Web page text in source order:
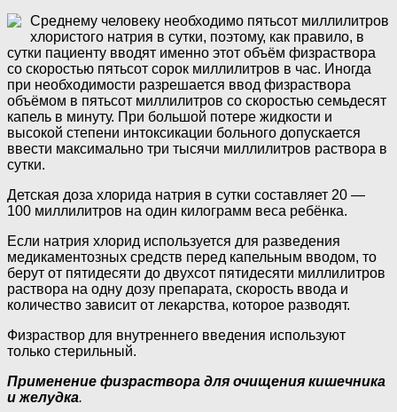
Среднему человеку необходимо пятьсот миллилитров
хлористого натрия в сутки, поэтому, как правило, в
сутки пациенту вводят именно этот объём физраствора
со скоростью пятьсот сорок миллилитров в час. Иногда
при необходимости разрешается ввод физраствора
объёмом в пятьсот миллилитров со скоростью семьдесят
капель в минуту. При большой потере жидкости и
высокой степени интоксикации больного допускается
ввести максимально три тысячи миллилитров раствора в
сутки.
Детская доза хлорида натрия в сутки составляет 20 —
100 миллилитров на один килограмм веса ребёнка.
Если натрия хлорид используется для разведения
медикаментозных средств перед капельным вводом, то
берут от пятидесяти до двухсот пятидесяти миллилитров
раствора на одну дозу препарата, скорость ввода и
количество зависит от лекарства, которое разводят.
Физраствор для внутреннего введения используют
только стерильный.
Применение физраствора для очищения кишечника
и желудка.